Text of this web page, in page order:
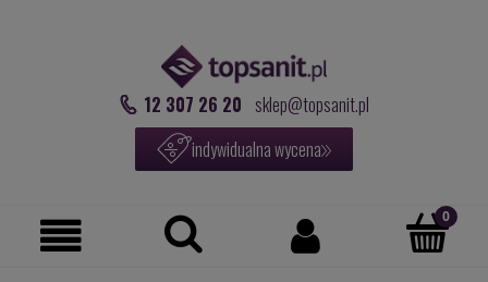
12 307 26 20 sklep@topsanit.pl
indywidualna wycena